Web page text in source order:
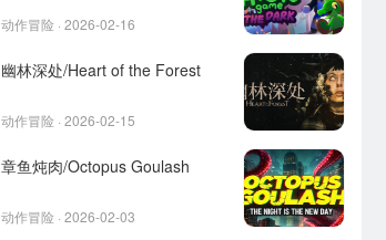
动作冒险 · 2026-02-16
幽林深处/Heart of the Forest
动作冒险 · 2026-02-15
章鱼炖肉/Octopus Goulash
动作冒险 · 2026-02-03